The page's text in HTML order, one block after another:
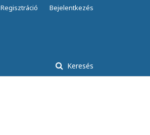
Keresés
Regisztráció Bejelentkezés